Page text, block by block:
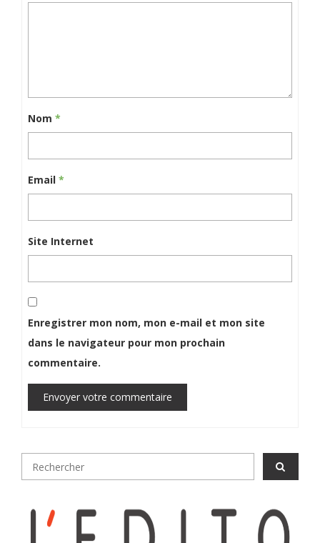
Nom *
Email *
Site Internet
Enregistrer mon nom, mon e-mail et mon site
dans le navigateur pour mon prochain
commentaire.
Envoyer votre commentaire